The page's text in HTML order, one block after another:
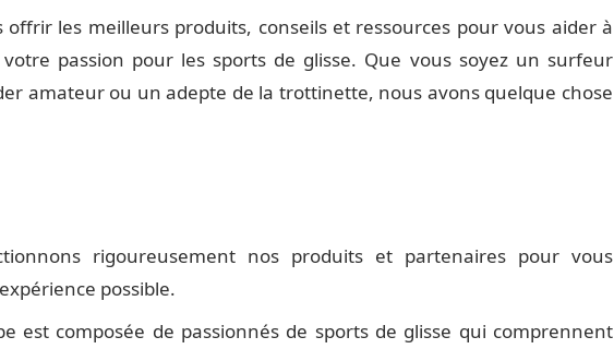
les meilleurs produits, conseils et ressources pour vous aider à
passion pour les sports de glisse. Que vous soyez un surfeur
amateur ou un adepte de la trottinette, nous avons quelque chose
rigoureusement nos produits et partenaires pour vous
possible.
est composée de passionnés de sports de glisse qui comprennent